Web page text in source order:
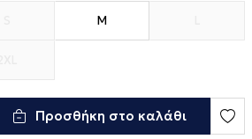
M
Προσθήκη στο καλάθι